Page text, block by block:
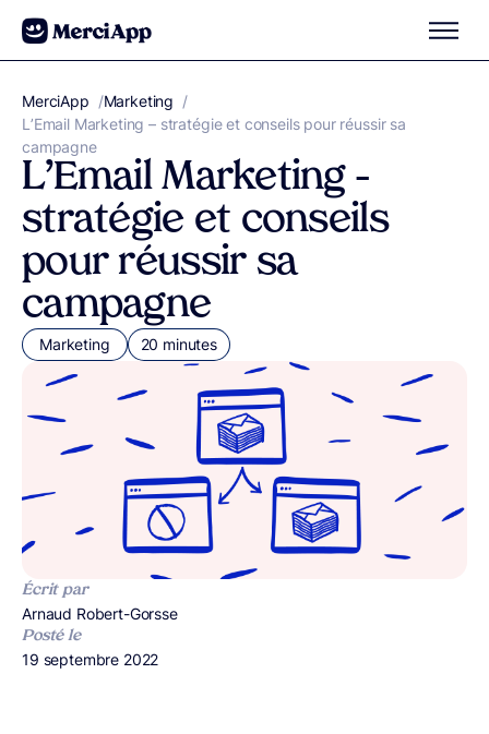
Aller au contenu
MerciApp correcteur orthographe
/Marketing /
L’Email Marketing – stratégie et conseils pour réussir sa
campagne
L’Email Marketing –
stratégie et conseils
pour réussir sa
campagne
Marketing 20 minutes
Écrit par
Publié par
Arnaud Robert-Gorsse
Posté le
Publié le
19 septembre 2022